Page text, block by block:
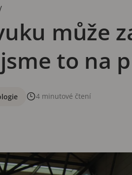
může
to na
4 minutové čtení